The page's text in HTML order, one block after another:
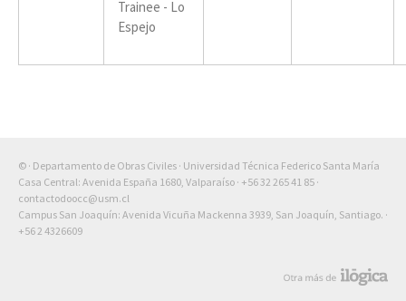
Trainee - Lo
Espejo
© · Departamento de Obras Civiles · Universidad Técnica Federico Santa María
Casa Central: Avenida España 1680, Valparaíso · +56 32 265 41 85 ·
contactodoocc@usm.cl
Campus San Joaquín: Avenida Vicuña Mackenna 3939, San Joaquín, Santiago. ·
+56 2 4326609